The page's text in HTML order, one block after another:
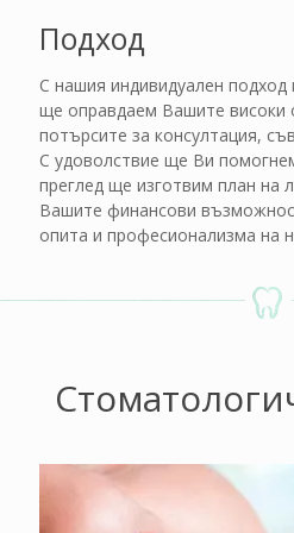
Подход
С нашия индивидуален
ще оправдаем Вашите високи
потърсите за консултация,
С удоволствие ще Ви
преглед ще изготвим план на
Вашите финансови
опита и професионализма на